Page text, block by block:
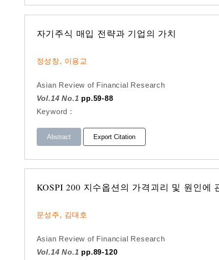
자기주식 매입 전략과 기업의 가치
정성창, 이용교
Asian Review of Financial Research
Vol.14 No.1 pp.59-88
Keyword :
Abstract Export Citation
KOSPI 200 지수옵션의 가격괴리 및 원인에
문성주, 김대호
Asian Review of Financial Research
Vol.14 No.1 pp.89-120